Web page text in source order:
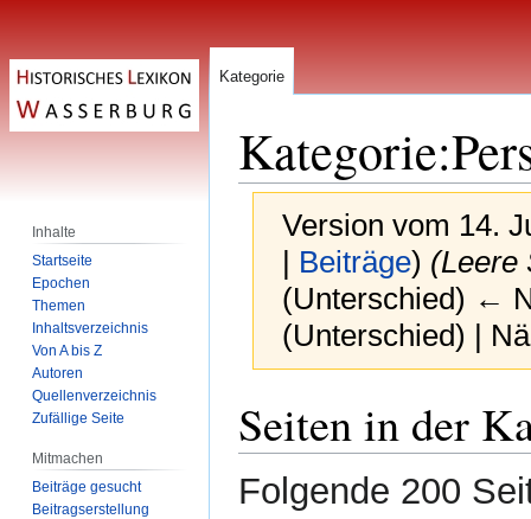
Kategorie:
Version vom 14.
| Beiträge) (Leere
(Unterschied) ←
(Unterschied) |
Navigation
springen
Suche
springen
Seiten in der
Folgende 200
Kategorie
Inhalte
Startseite
Epochen
Themen
Inhaltsverzeichnis
Von A bis Z
Autoren
Quellenverzeichnis
Zufällige Seite
Mitmachen
Beiträge gesucht
Beitragserstellung